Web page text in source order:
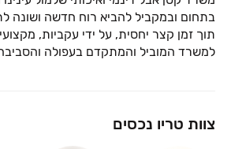
תוך זמן קצר יחסית, על ידי עקביות,
למשרד המוביל והמתקדם בעפולה
צוות טריו נכסים